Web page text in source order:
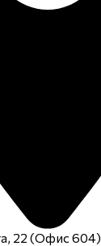
22 (Офис 604)